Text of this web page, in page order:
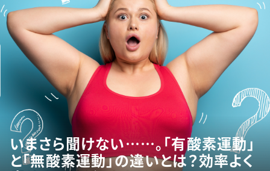
いまさら聞けない……。「有酸素運動」
と「無酸素運動」の違いとは？効率よく